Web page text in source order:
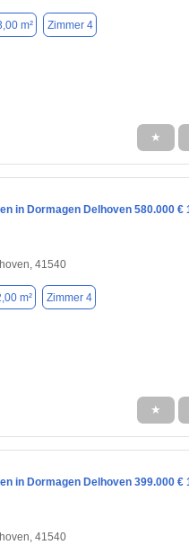
m² Zimmer 4
★
in Dormagen Delhoven 580.000 €
41540
m² Zimmer 4
★
in Dormagen Delhoven 399.000 €
41540